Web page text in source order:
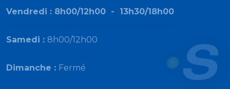
Vendredi : 8h00/12h00 - 13h30/18h00
Samedi : 8h00/12h00
Dimanche : Fermé